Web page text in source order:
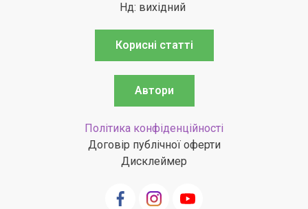
Нд: вихідний
Корисні статті
Автори
Політика конфіденційності
Договір публічної оферти
Дисклеймер